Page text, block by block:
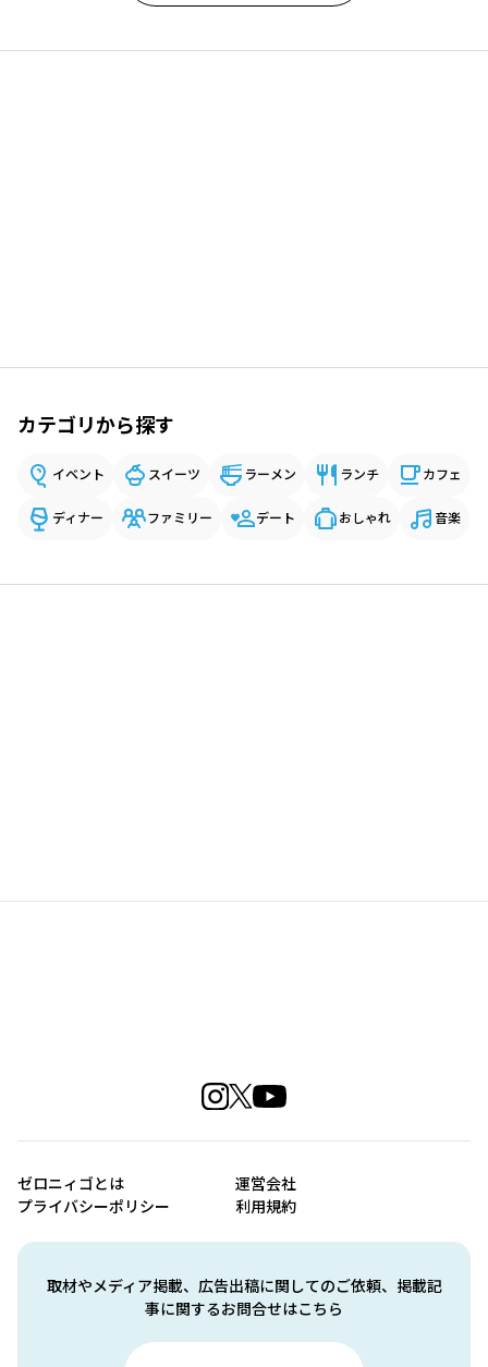
カテゴリから探す
イベント スイーツ ラーメン ランチ カフェ
ディナー ファミリー デート おしゃれ 音楽
取材やメディア掲載、広告出稿に関してのご依頼、掲載記
事に関するお問合せはこちら
ゼロニィゴとは
運営会社
プライバシーポリシー
利用規約